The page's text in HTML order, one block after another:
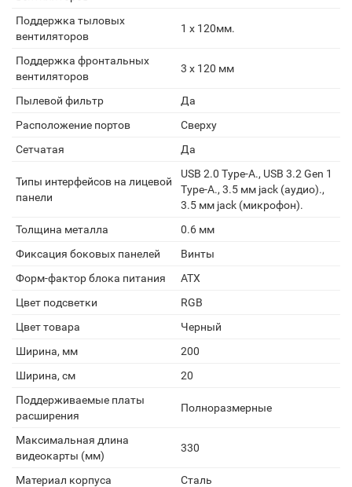
Поддержка тыловых
вентиляторов
1 x 120мм.
Поддержка фронтальных
вентиляторов
3 x 120 мм
Пылевой фильтр
Да
Расположение портов
Сверху
Сетчатая
Да
Типы интерфейсов на лицевой
панели
USB 2.0 Type-A., USB 3.2 Gen 1
Type-A., 3.5 мм jack (аудио).,
3.5 мм jack (микрофон).
Толщина металла
0.6 мм
Фиксация боковых панелей
Винты
Форм-фактор блока питания
ATX
Цвет подсветки
RGB
Цвет товара
Черный
Ширина, мм
200
Ширина, см
20
Поддерживаемые платы
расширения
Полноразмерные
Максимальная длина
видеокарты (мм)
330
Материал корпуса Сталь